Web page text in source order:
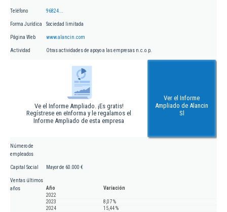
Teléfono 96824...
Forma Jurídica Sociedad limitada
Página Web www.alancin.com
Actividad Otras actividades de apoyo a las empresas n.c.o.p.
Ve el Informe Ampliado. ¡Es gratis!
Regístrese en eInforma y le regalamos el
Informe Ampliado de esta empresa
Ver el Informe
Ampliado de Alancin
Sl
Número de
empleados
Capital Social Mayor de 60.000 €
Ventas últimos
años
Año
Variación
2022
2023
8,07 %
2024
15,44 %